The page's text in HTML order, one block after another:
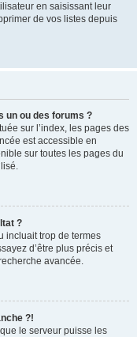
en saisissant leur
de vos listes depuis
un ou des forums ?
sur l’index, les pages des
est accessible en
sur toutes les pages du
?
incluait trop de termes
d’être plus précis et
avancée.
?!
le serveur puisse les